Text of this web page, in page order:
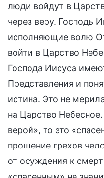
люди войдут в
через веру. Господь
исполняющие волю
войти в Царство
Господа Иисуса
Представления и
истина. Это не
на Царство
верой», то это
прощение грехов
от осуждения к